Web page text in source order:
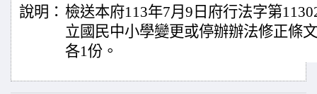
說明： 檢送本府113年7月9日府行法字第
立國民中小學變更或停辦辦法修正條
各1份。